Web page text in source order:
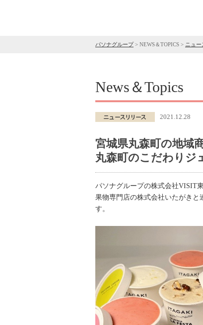
パソナグループ> NEWS＆TOPICS > ニュー
News＆Topics
2021.12.28
宮城県丸森町の地域
丸森町のこだわりジ
パソナグループの株式会社VISIT
果物専門店の株式会社いたがきと
す。